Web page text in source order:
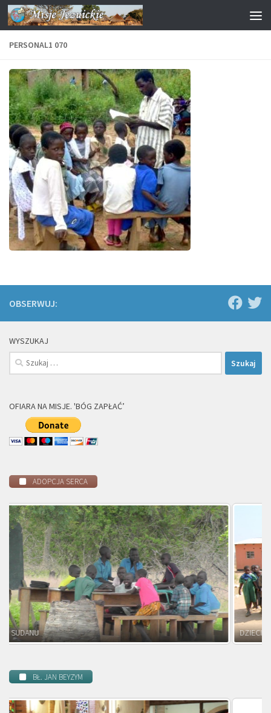
Przejdź do treści
PERSONAL1 070
OBSERWUJ:
WYSZUKAJ
Szukaj:
OFIARA NA MISJE. 'BÓG ZAPŁAĆ’
ADOPCJA SERCA
DZIECI ZAMBII
BŁ. JAN BEYZYM